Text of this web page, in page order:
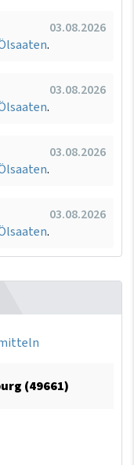
03.08.2026
.
03.08.2026
.
03.08.2026
.
03.08.2026
.
(49661)